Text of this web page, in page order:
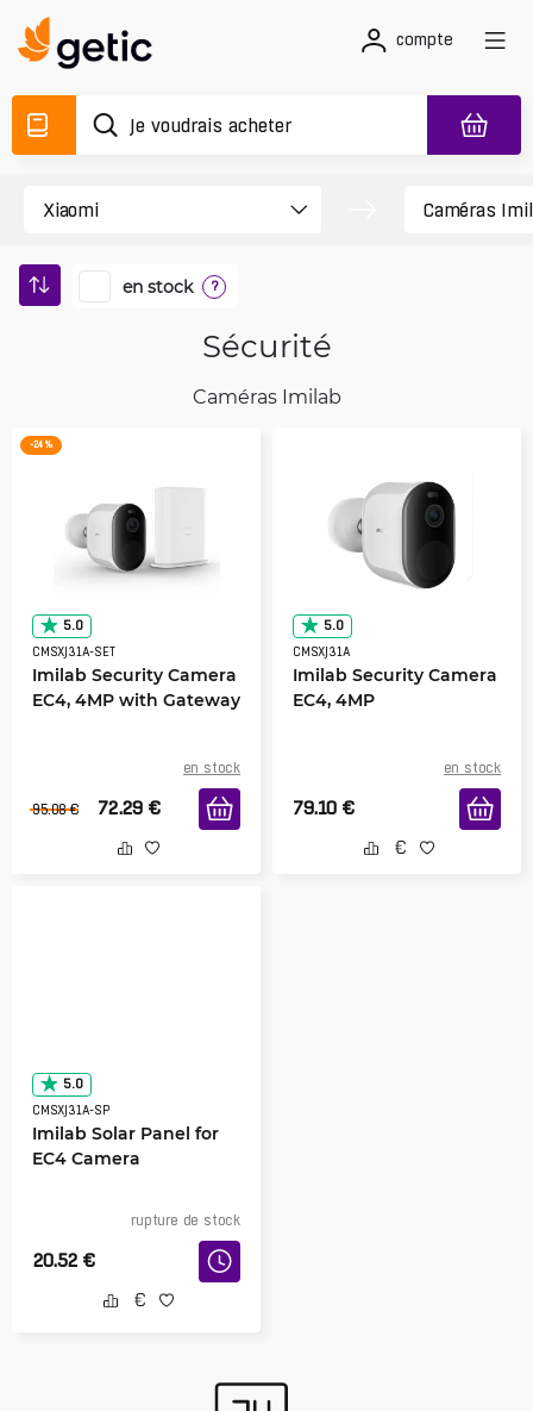
compte
en stock ?
Sécurité
Caméras Imilab
-24 %
5.0
CMSXJ31A-SET
Imilab Security Camera
EC4, 4MP with Gateway
en stock
95.08 € 72.29 €
5.0
CMSXJ31A
Imilab Security Camera
EC4, 4MP
en stock
79.10 €
5.0
CMSXJ31A-SP
Imilab Solar Panel for
EC4 Camera
rupture de stock
20.52 €